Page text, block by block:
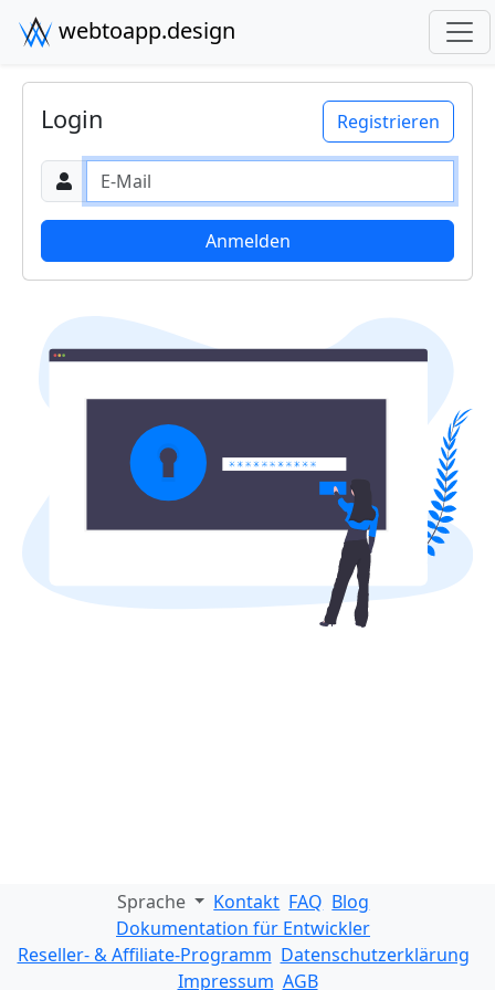
webtoapp.design
Registrieren
Login
E-Mail
Anmelden
Sprache Kontakt FAQ Blog
Dokumentation für Entwickler
Reseller- & Affiliate-Programm Datenschutzerklärung
Impressum AGB